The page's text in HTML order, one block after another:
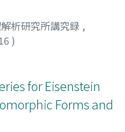
析研究所講究録 ,
)
for Eisenstein
Forms and